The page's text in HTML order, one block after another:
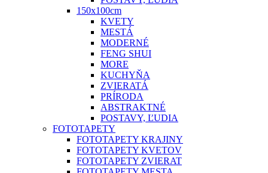
150x100cm
KVETY
MESTÁ
MODERNÉ
FENG SHUI
MORE
KUCHYŇA
ZVIERATÁ
PRÍRODA
ABSTRAKTNÉ
POSTAVY, ĽUDIA
FOTOTAPETY
FOTOTAPETY KRAJINY
FOTOTAPETY KVETOV
FOTOTAPETY ZVIERAT